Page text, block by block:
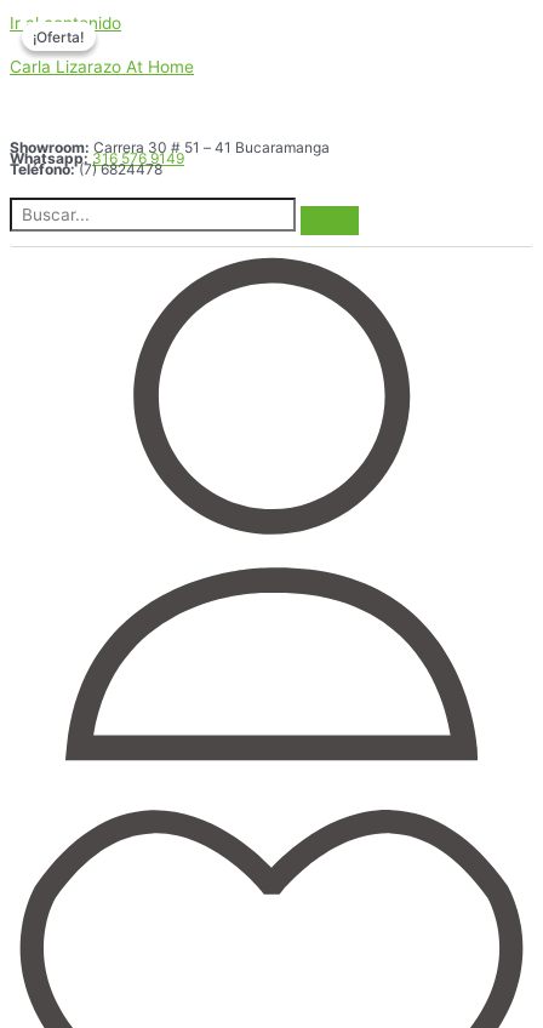
Ir al contenido
Carla Lizarazo At Home
Showroom: Carrera 30 # 51 – 41 Bucaramanga
Whatsapp: 316 576 9149
Teléfono: (7) 6824478
¡Oferta!
¡Oferta!